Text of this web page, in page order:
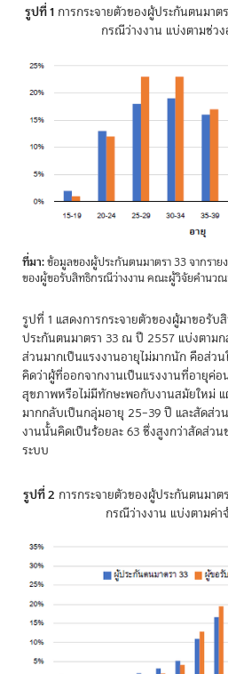
รูปที่ 1การกระจายตัวของผู้ประกันตนมาต
กรณีว่างงาน แบ่งตามช่ว
ที่มา:ข้อมูลของผู้ประกันตนมาตรา 33 จากราย
ของผู้ขอรับสิทธิกรณีว่างงาน คณะผู้วิจัยคำนว
รูปที่ 1 แสดงการกระจายตัวของผู้มาขอรับ
ประกันตนมาตรา 33 ณ ปี 2557 แบ่งตามก
ส่วนมากเป็นแรงงานอายุไม่มากนัก คือส่ว
คิดว่าผู้ที่ออกจากงานเป็นแรงงานที่อายุค่อ
สุขภาพหรือไม่มีทักษะพอกับงานสมัยใหม่
มากกลับเป็นกลุ่มอายุ 25–39 ปี และสัดส่ว
งานนั้นคิดเป็นร้อยละ 63 ซึ่งสูงกว่าสัดส่ว
ระบบ
รูปที่ 2 การกระจายตัวของผู้ประกันตนมา
กรณีว่างงาน แบ่งตามค่า